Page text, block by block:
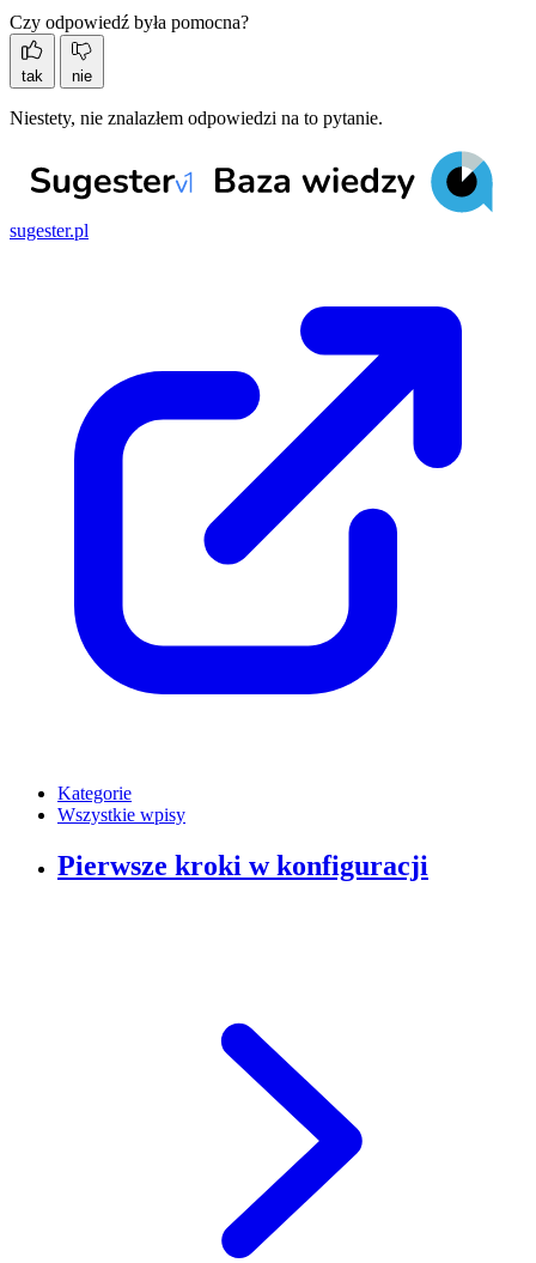
Czy odpowiedź była pomocna?
tak nie
Niestety, nie znalazłem odpowiedzi na to pytanie.
sugester.pl
Kategorie
Wszystkie wpisy
Pierwsze kroki w konfiguracji